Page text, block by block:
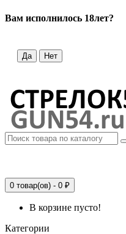
Вам исполнилось 18лет?
Да Нет
0 товар(ов) - 0 ₽
В корзине пусто!
Категории